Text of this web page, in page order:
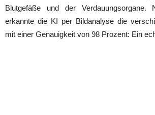
Blutgefäße und der Verdauungsorgane.
erkannte die KI per Bildanalyse die
mit einer Genauigkeit von 98 Prozent: Ein